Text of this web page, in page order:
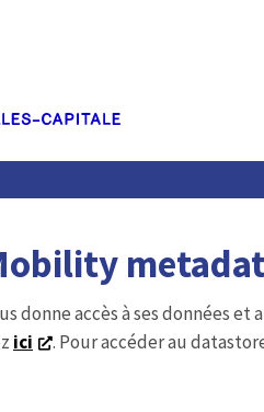
donne accès à ses données
ici . Pour accéder au